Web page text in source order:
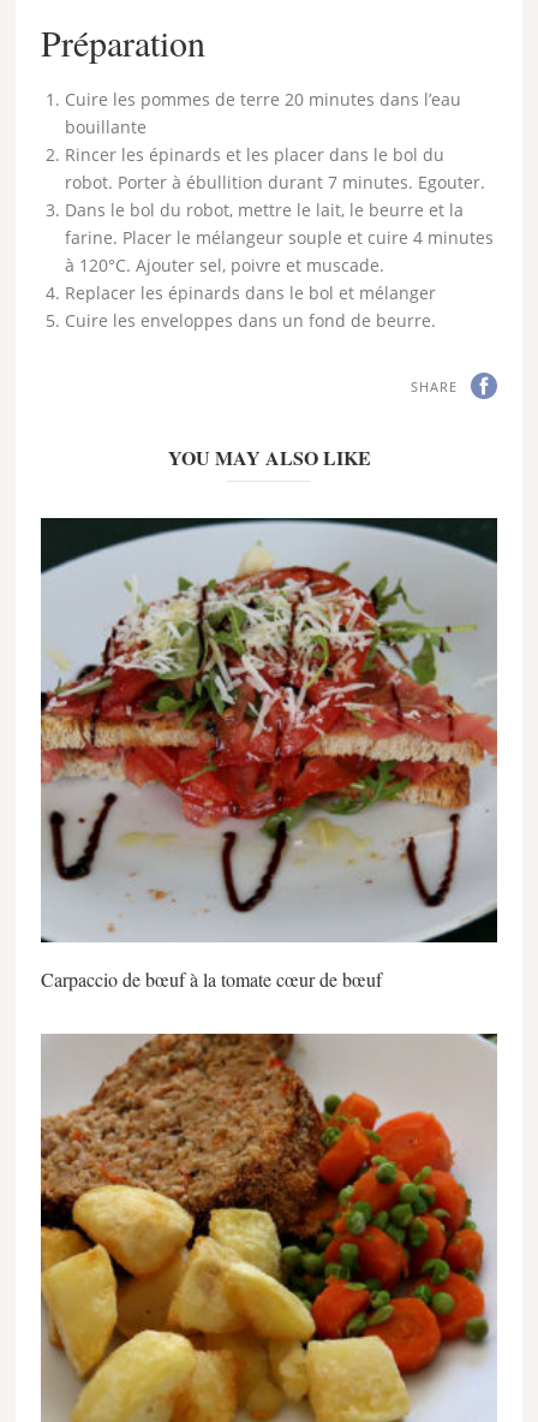
Préparation
Cuire les pommes de terre 20 minutes dans l’eau
bouillante
Rincer les épinards et les placer dans le bol du
robot. Porter à ébullition durant 7 minutes. Egouter.
Dans le bol du robot, mettre le lait, le beurre et la
farine. Placer le mélangeur souple et cuire 4 minutes
à 120°C. Ajouter sel, poivre et muscade.
Replacer les épinards dans le bol et mélanger
Cuire les enveloppes dans un fond de beurre.
SHARE
YOU MAY ALSO LIKE
Carpaccio de bœuf à la tomate cœur de bœuf